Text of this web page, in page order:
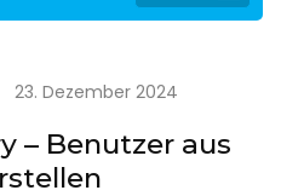
23. Dezember 2024
– Benutzer aus